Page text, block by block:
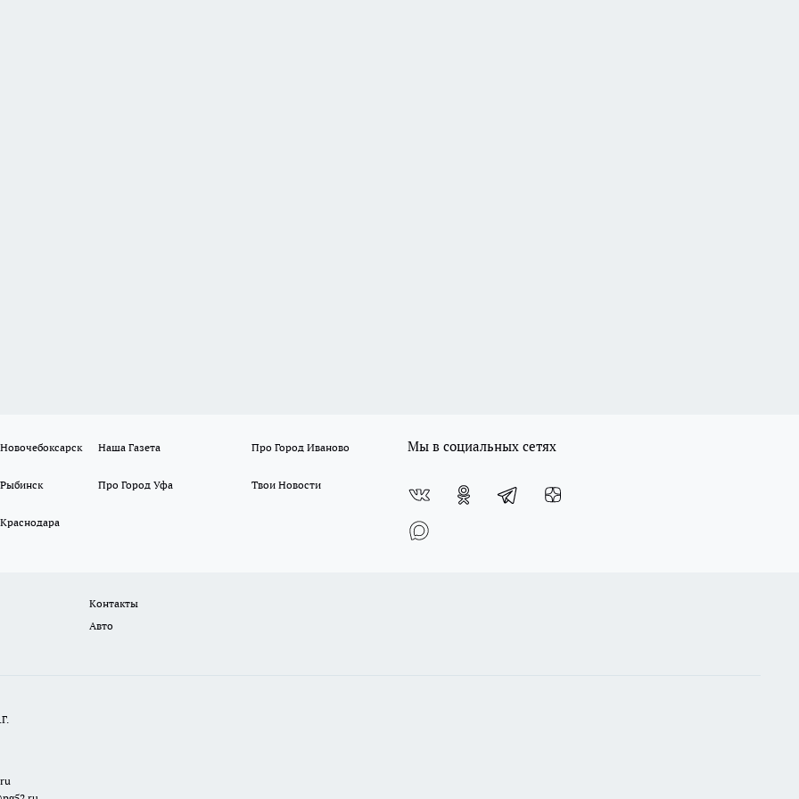
Наша Газета Про Город Иваново
Про Город Уфа Твои Новости
Мы в социальных сетях
Контакты
Авто